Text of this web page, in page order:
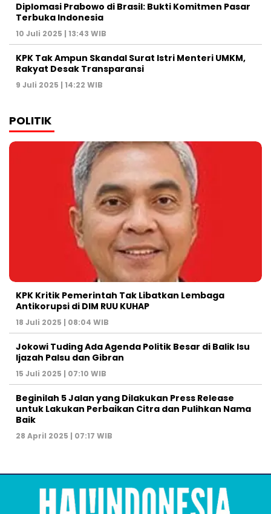
Diplomasi Prabowo di Brasil: Bukti Komitmen Pasar
Terbuka Indonesia
10 Juli 2025 | 13:43 WIB
KPK Tak Ampun Skandal Surat Istri Menteri UMKM,
Rakyat Desak Transparansi
9 Juli 2025 | 14:22 WIB
POLITIK
KPK Kritik Pemerintah Tak Libatkan Lembaga
Antikorupsi di DIM RUU KUHAP
18 Juli 2025 | 08:04 WIB
Jokowi Tuding Ada Agenda Politik Besar di Balik Isu
Ijazah Palsu dan Gibran
15 Juli 2025 | 07:10 WIB
Beginilah 5 Jalan yang Dilakukan Press Release
untuk Lakukan Perbaikan Citra dan Pulihkan Nama
Baik
28 April 2025 | 07:17 WIB